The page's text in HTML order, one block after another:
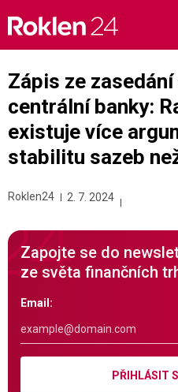
content
Zápis ze
centrální banky:
existuje více
stabilitu sazeb
Roklen24 2. 7. 2024
Zapojte se do
ze světa finančních
Email:
PŘIHLÁSIT